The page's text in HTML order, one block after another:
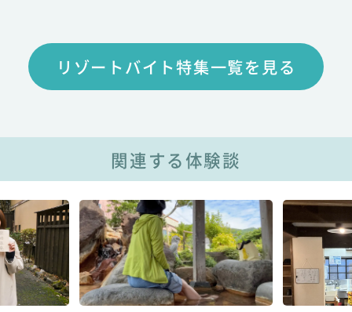
リゾートバイト特集一覧を見る
関連する体験談